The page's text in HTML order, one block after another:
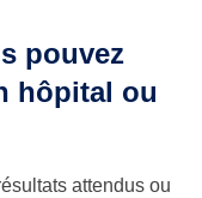
pouvez
hôpital ou
attendus ou